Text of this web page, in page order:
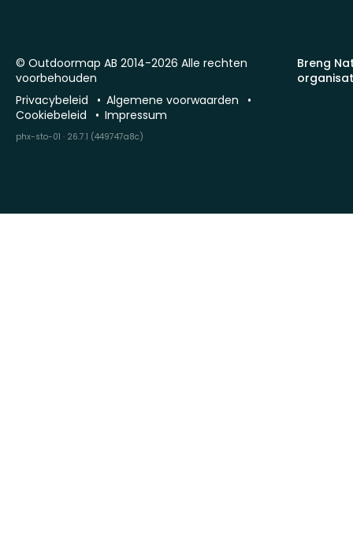
Breng
© Outdoormap AB 2014-2026 Alle rechten
voorbehouden
Privacybeleid
Algemene voorwaarden
Cookiebeleid
Impressum
phx-sto-01 · 26.7.1 (449747a8c)